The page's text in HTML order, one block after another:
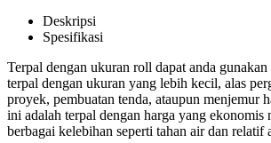
Deskripsi
Spesifikasi
Terpal dengan ukuran roll dapat anda
terpal dengan ukuran yang lebih kecil, alas
proyek, pembuatan tenda, ataupun menjemur
ini adalah terpal dengan harga yang ekonomis
berbagai kelebihan seperti tahan air dan relatif